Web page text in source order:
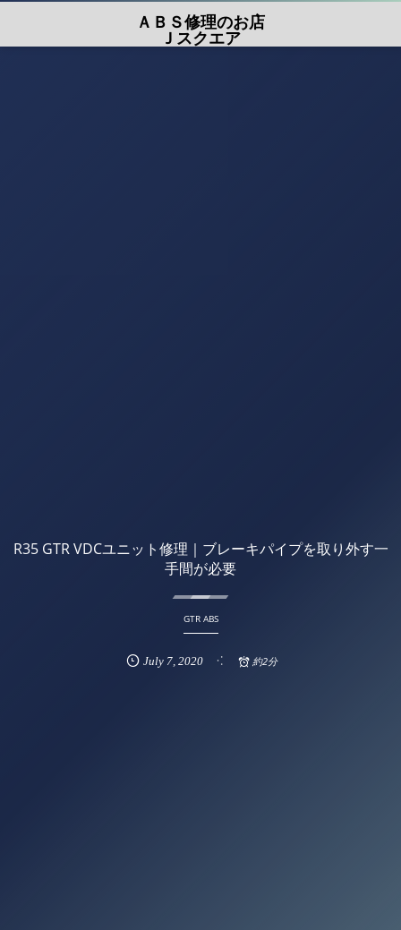
ＡＢＳ修理のお店
Ｊスクエア
R35 GTR VDCユニット修理｜ブレーキパイプを取り外す一
手間が必要
GTR ABS
July 7, 2020 約2分